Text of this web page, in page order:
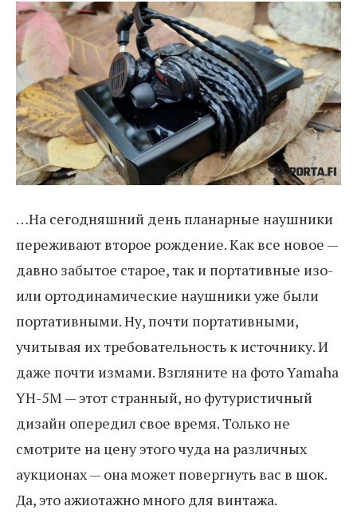
…На сегодняшний день планарные наушники
переживают второе рождение. Как все новое —
давно забытое старое, так и портативные изо-
или ортодинамические наушники уже были
портативными. Ну, почти портативными,
учитывая их требовательность к источнику. И
даже почти измами. Взгляните на фото Yamaha
YH-5М — этот странный, но футуристичный
дизайн опередил свое время. Только не
смотрите на цену этого чуда на различных
аукционах — она может повергнуть вас в шок.
Да, это ажиотажно много для винтажа.